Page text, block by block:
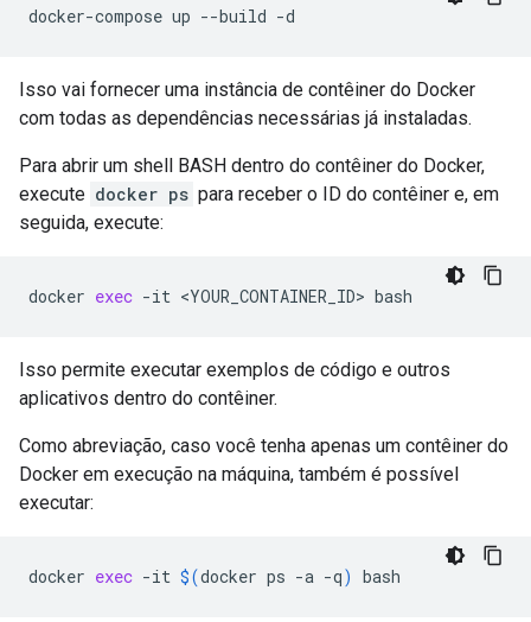
Isso vai fornecer uma instância de contêiner do Docker
com todas as dependências necessárias já instaladas.
Para abrir um shell BASH dentro do contêiner do Docker,
execute docker ps para receber o ID do contêiner e, em
seguida, execute:
docker exec
Isso permite executar exemplos de código e outros
aplicativos dentro do contêiner.
Como abreviação, caso você tenha apenas um contêiner do
Docker em execução na máquina, também é possível
executar:
docker exec -it $(docker ps -a -q)